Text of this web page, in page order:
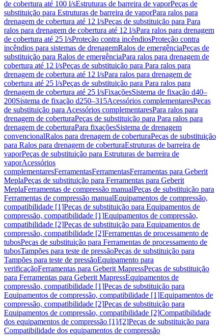
de cobertura até 100 l/sEstruturas de barreira de vaporPeças de
substituição para Estruturas de barreira de vaporPara ralos para
drenagem de cobertura até 12 l/sPeças de substituição para Para
ralos para drenagem de cobertura até 12 l/sPara ralos para drenagem
de cobertura até 25 l/sProteção contra incêndiosProteção contra
incêndios para sistemas de drenagemRalos de emergênciaPeças de
substituição para Ralos de emergênciaPara ralos para drenagem de
cobertura até 12 l/sPeças de substituição para Para ralos para
drenagem de cobertura até 12 l/sPara ralos para drenagem de
cobertura até 25 l/sPeças de substituição para Para ralos para
drenagem de cobertura até 25 l/sFixaçõesSistema de fixação d40–
200Sistema de fixação d250–315Acessórios complementaresPeças
de substituição para Acessórios complementaresPara ralos para
drenagem de coberturaPeças de substituição para Para ralos para
drenagem de coberturaPara fixaçõesSistema de drenagem
convencionalRalos para drenagem de coberturaPeças de substituição
para Ralos para drenagem de coberturaEstruturas de barreira de
vaporPeças de substituição para Estruturas de barreira de
vaporAcessórios
complementaresFerramentasFerramentasFerramentas para Geberit
MeplaPeças de substituição para Ferramentas para Geberit
MeplaFerramentas de compressão manualPeças de substituição para
Ferramentas de compressão manualEquipamentos de compressão,
compatibilidade [1]Peças de substituição para Equipamentos de
compressão, compatibilidade [1]Equipamentos de compressão,
compatibilidade [2]Peças de substituição para Equipamentos de
compressão, compatibilidade [2]Ferramentas de processamento de
tubosPeças de substituição para Ferramentas de processamento de
tubosTampões para teste de pressãoPeças de substituição para
Tampões para teste de pressãoEquipamento para
verificaçãoFerramentas para Geberit MapressPeças de substituição
para Ferramentas para Geberit MapressEquipamentos de
compressão, compatibilidade [1]Peças de substituição para
Equipamentos de compressão, compatibilidade [1]Equipamentos de
compressão, compatibilidade [2]Peças de substituição para
Equipamentos de compressão, compatibilidade [2]Compatibilidade
dos equipamentos de compressão [1]/[2]Peças de substituição para
Compatibilidade dos equipamentos de compressão